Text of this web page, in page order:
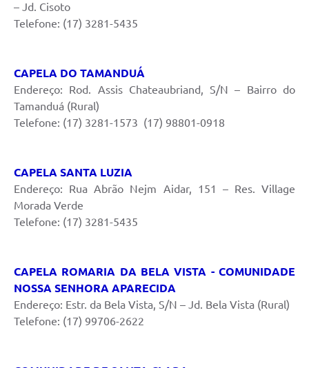
– Jd. Cisoto
Telefone: (17) 3281-5435
CAPELA DO TAMANDUÁ
Endereço: Rod. Assis Chateaubriand, S/N – Bairro do
Tamanduá (Rural)
Telefone: (17) 3281-1573 (17) 98801-0918
CAPELA SANTA LUZIA
Endereço: Rua Abrão Nejm Aidar, 151 – Res. Village
Morada Verde
Telefone: (17) 3281-5435
CAPELA ROMARIA DA BELA VISTA - COMUNIDADE
NOSSA SENHORA APARECIDA
Endereço: Estr. da Bela Vista, S/N – Jd. Bela Vista (Rural)
Telefone: (17) 99706-2622